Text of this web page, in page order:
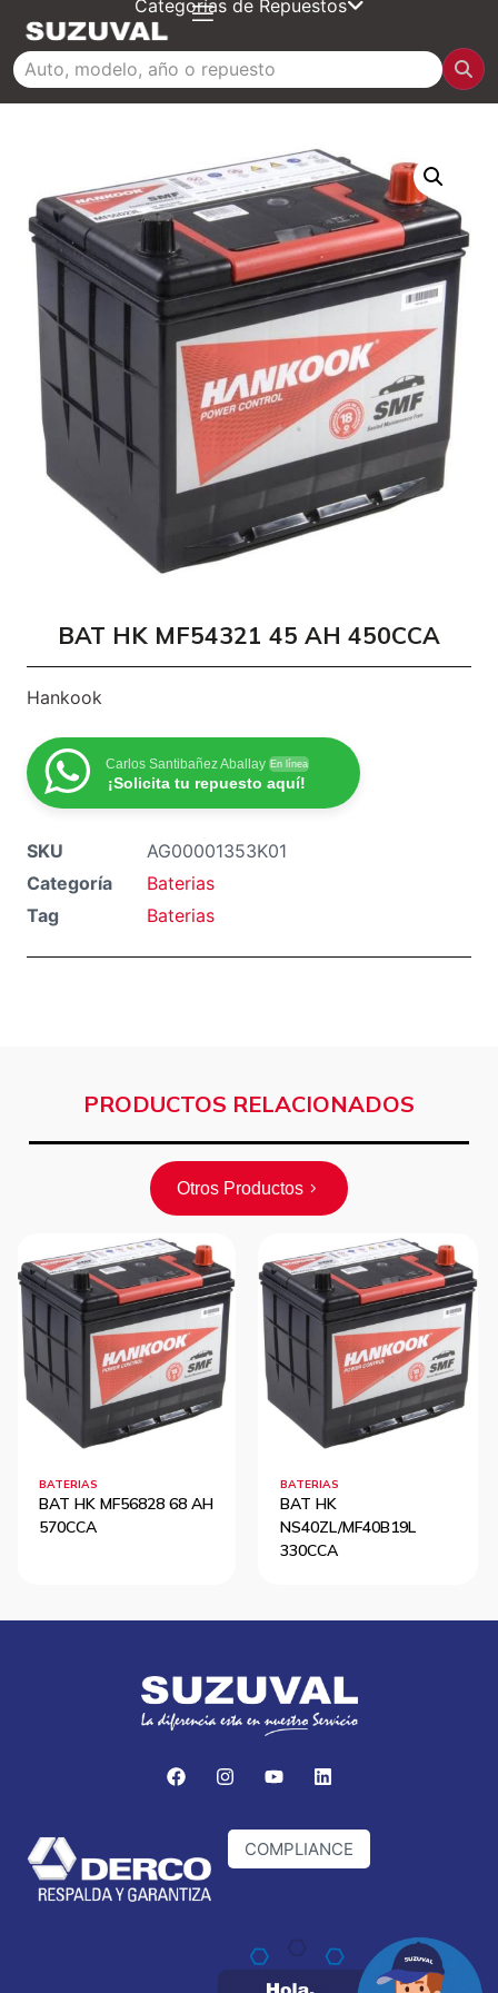
Categorías de Repuestos
BAT HK MF54321 45 AH 450CCA
Hankook
Carlos Santibañez Aballay En línea
¡Solicita tu repuesto aquí!
SKU
AG00001353K01
Categoría
Baterias
Tag
Baterias
PRODUCTOS RELACIONADOS
Otros Productos
BATERIAS
BAT HK MF56828 68 AH
570CCA
BATERIAS
BAT HK
NS40ZL/MF40B19L
330CCA
COMPLIANCE